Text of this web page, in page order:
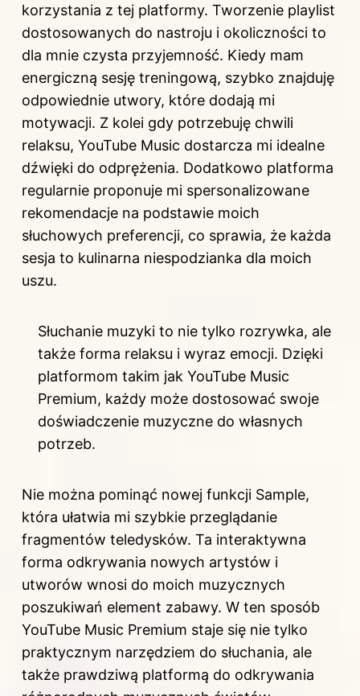
korzystania z tej platformy. Tworzenie playlist
dostosowanych do nastroju i okoliczności to
dla mnie czysta przyjemność. Kiedy mam
energiczną sesję treningową, szybko znajduję
odpowiednie utwory, które dodają mi
motywacji. Z kolei gdy potrzebuję chwili
relaksu, YouTube Music dostarcza mi idealne
dźwięki do odprężenia. Dodatkowo platforma
regularnie proponuje mi spersonalizowane
rekomendacje na podstawie moich
słuchowych preferencji, co sprawia, że każda
sesja to kulinarna niespodzianka dla moich
uszu.
Słuchanie muzyki to nie tylko rozrywka, ale
także forma relaksu i wyraz emocji. Dzięki
platformom takim jak YouTube Music
Premium, każdy może dostosować swoje
doświadczenie muzyczne do własnych
potrzeb.
Nie można pominąć nowej funkcji Sample,
która ułatwia mi szybkie przeglądanie
fragmentów teledysków. Ta interaktywna
forma odkrywania nowych artystów i
utworów wnosi do moich muzycznych
poszukiwań element zabawy. W ten sposób
YouTube Music Premium staje się nie tylko
praktycznym narzędziem do słuchania, ale
także prawdziwą platformą do odkrywania